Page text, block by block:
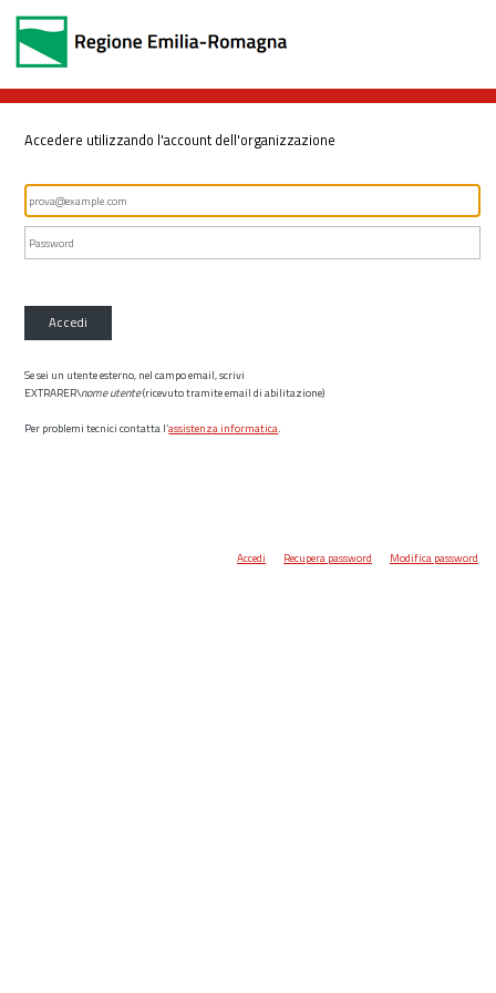
Accedere utilizzando l'account dell'organizzazione
Accedi
Se sei un utente esterno, nel campo email, scrivi
EXTRARER\nome utente(ricevuto tramite email di abilitazione)
Per problemi tecnici contatta l’assistenza informatica.
Accedi Recupera password Modifica password